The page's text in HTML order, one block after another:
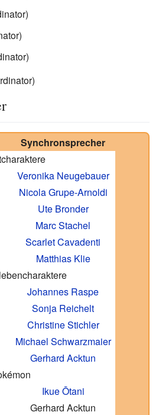
Synchronsprecher
Veronika Neugebauer
Nicola Grupe-Arnoldi
Ute Bronder
Marc Stachel
Scarlet Cavadenti
Matthias Klie
Johannes Raspe
Sonja Reichelt
Christine Stichler
Michael Schwarzmaier
Gerhard Acktun
Ikue Ōtani
Gerhard Acktun